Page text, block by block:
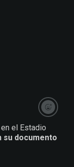
en el Estadio
su documento